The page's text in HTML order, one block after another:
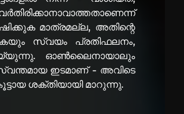
മാത്രമല്ല, അതിന്റെ
സ്വയം പ്രതിഫലനം,
ഓൺലൈനായാലും
ഇടമാണ് - അവിടെ
ശക്തിയായി മാറുന്നു.